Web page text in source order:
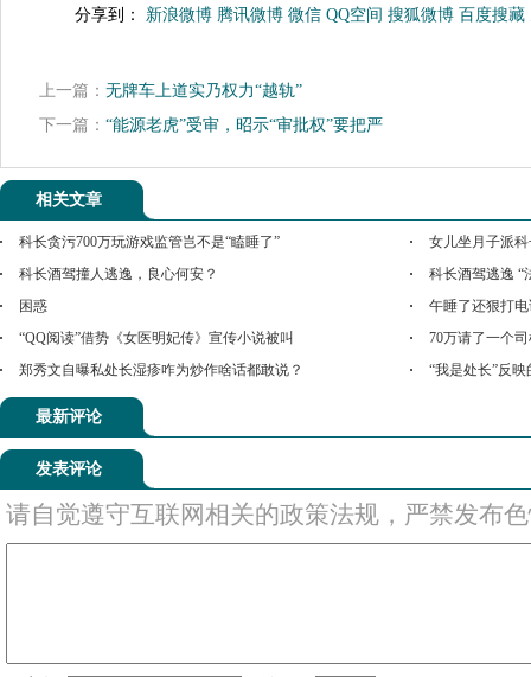
分享到： 新浪微博 腾讯微博 微信 QQ空间 搜狐微博 百度搜藏
上一篇： 无牌车上道实乃权力“越轨”
下一篇： “能源老虎”受审，昭示“审批权”要把严
相关文章
科长贪污700万玩游戏监管岂不是“瞌睡了”
女儿坐月子派
科长酒驾撞人逃逸，良心何安？
科长酒驾逃逸 “
困惑
午睡了还狠打电
“QQ阅读”借势《女医明妃传》宣传小说被叫
70万请了一个
郑秀文自曝私处长湿疹咋为炒作啥话都敢说？
“我是处长”反
最新评论
发表评论
请自觉遵守互联网相关的政策法规，严禁发布